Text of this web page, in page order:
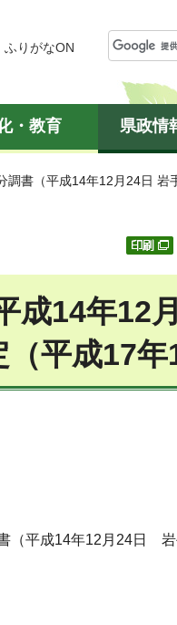
ふりがなON
・教育 県政情
調書（平成14年12月24日
成14年12
平成17年
（平成14年12月24日